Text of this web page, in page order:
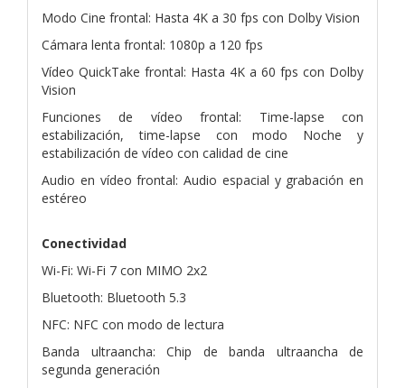
Modo Cine frontal: Hasta 4K a 30 fps con Dolby Vision
Cámara lenta frontal: 1080p a 120 fps
Vídeo QuickTake frontal: Hasta 4K a 60 fps con Dolby
Vision
Funciones de vídeo frontal: Time-lapse con
estabilización, time-lapse con modo Noche y
estabilización de vídeo con calidad de cine
Audio en vídeo frontal: Audio espacial y grabación en
estéreo
Conectividad
Wi-Fi: Wi-Fi 7 con MIMO 2x2
Bluetooth: Bluetooth 5.3
NFC: NFC con modo de lectura
Banda ultraancha: Chip de banda ultraancha de
segunda generación